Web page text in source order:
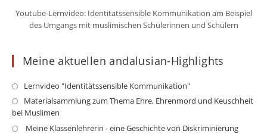
Youtube-Lernvideo: Identitätssensible Kommunikation am Beispiel
des Umgangs mit muslimischen Schülerinnen und Schülern
Meine aktuellen andalusian-Highlights
Lernvideo "Identitätssensible Kommunikation"Opens
in
new
Materialsammlung zum Thema Ehre, Ehrenmord und Keuschheit
bei Muslimen
Meine Klassenlehrerin - eine Geschichte von DiskriminierungOpens